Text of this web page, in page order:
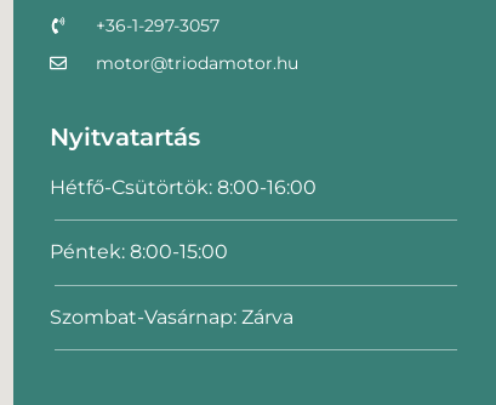
+36-1-297-3057
motor@triodamotor.hu
Nyitvatartás
Hétfő-Csütörtök: 8:00-16:00
Péntek: 8:00-15:00
Szombat-Vasárnap: Zárva